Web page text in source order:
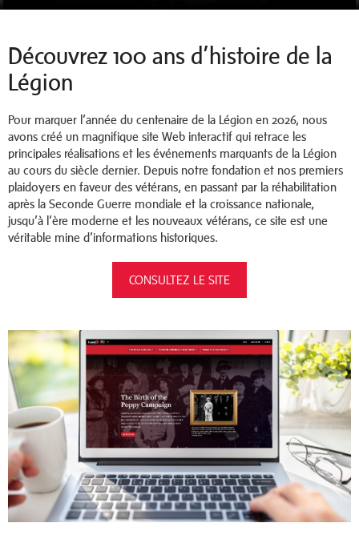
Découvrez 100 ans d’histoire de la
Légion
Pour marquer l’année du centenaire de la Légion en 2026, nous
avons créé un magnifique site Web interactif qui retrace les
principales réalisations et les événements marquants de la Légion
au cours du siècle dernier. Depuis notre fondation et nos premiers
plaidoyers en faveur des vétérans, en passant par la réhabilitation
après la Seconde Guerre mondiale et la croissance nationale,
jusqu’à l’ère moderne et les nouveaux vétérans, ce site est une
véritable mine d’informations historiques.
CONSULTEZ LE SITE